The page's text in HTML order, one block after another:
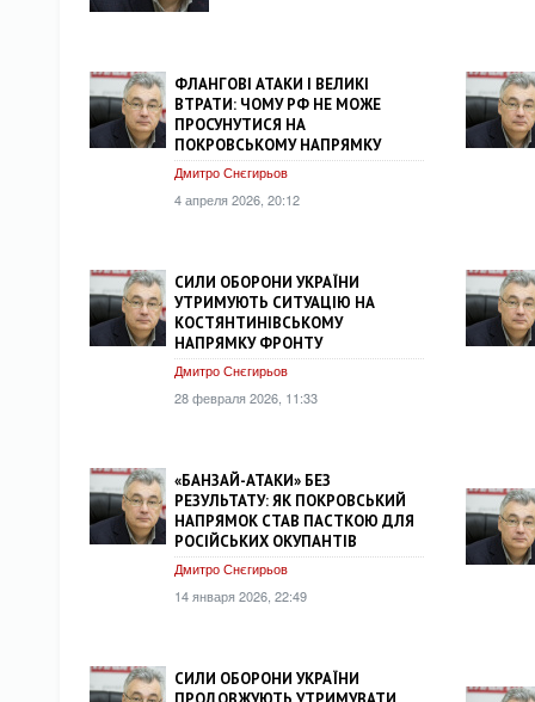
ФЛАНГОВІ АТАКИ І ВЕЛИКІ
ВТРАТИ: ЧОМУ РФ НЕ МОЖЕ
ПРОСУНУТИСЯ НА
ПОКРОВСЬКОМУ НАПРЯМКУ
Дмитро Снєгирьов
4 апреля 2026, 20:12
СИЛИ ОБОРОНИ УКРАЇНИ
УТРИМУЮТЬ СИТУАЦІЮ НА
КОСТЯНТИНІВСЬКОМУ
НАПРЯМКУ ФРОНТУ
Дмитро Снєгирьов
28 февраля 2026, 11:33
«БАНЗАЙ-АТАКИ» БЕЗ
РЕЗУЛЬТАТУ: ЯК ПОКРОВСЬКИЙ
НАПРЯМОК СТАВ ПАСТКОЮ ДЛЯ
РОСІЙСЬКИХ ОКУПАНТІВ
Дмитро Снєгирьов
14 января 2026, 22:49
СИЛИ ОБОРОНИ УКРАЇНИ